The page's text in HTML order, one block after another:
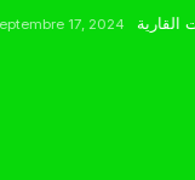
2024